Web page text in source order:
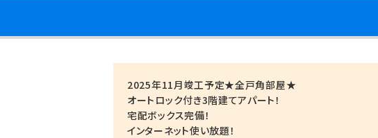
2025年11月竣工予定★全戸角部屋★
オートロック付き3階建てアパート！
宅配ボックス完備！
インターネット使い放題！